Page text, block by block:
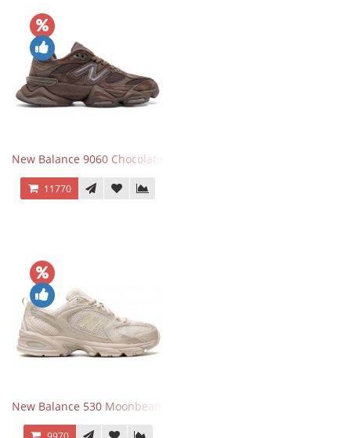
New Balance 9060 Chocolate Brown
11770
New Balance 530 Moonbeam Sea Salt